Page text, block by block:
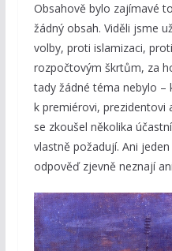
Obsahově bylo zajímavé
žádný obsah. Viděli jsme
volby, proti islamizaci,
rozpočtovým škrtům, za
tady žádné téma nebylo –
k premiérovi, prezidentovi
se zkoušel několika
vlastně požadují. Ani
odpověď zjevně neznají